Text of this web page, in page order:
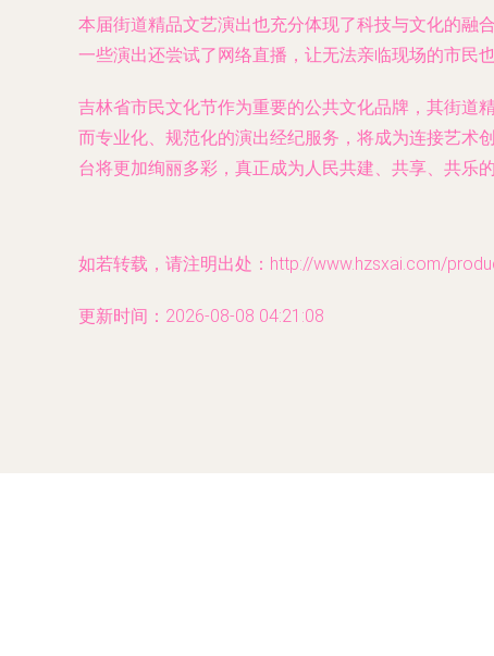
本届街道精品文艺演出也充分体现了科技与文化的融
一些演出还尝试了网络直播，让无法亲临现场的市民
吉林省市民文化节作为重要的公共文化品牌，其街道
而专业化、规范化的演出经纪服务，将成为连接艺术
台将更加绚丽多彩，真正成为人民共建、共享、共乐的
如若转载，请注明出处：http://www.hzsxai.com/
更新时间：2026-08-08 04:21:08